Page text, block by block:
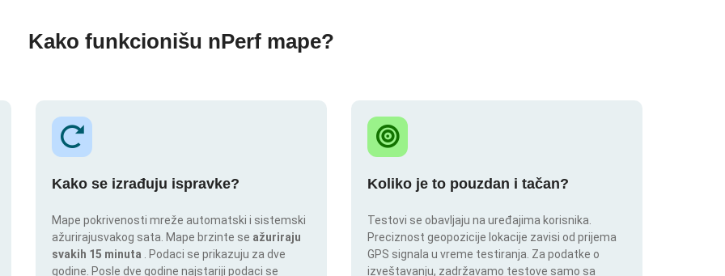
Kako funkcionišu nPerf mape?
Kako se izrađuju ispravke?
Mape pokrivenosti mreže automatski i sistemski
ažurirajusvakog sata. Mape brzinte se ažuriraju
svakih 15 minuta
. Podaci se prikazuju za dve
godine. Posle dve godine najstariji podaci se
Koliko je to pouzdan i tačan?
Testovi se obavljaju na uređajima korisnika.
Preciznost geopozicije lokacije zavisi od prijema
GPS signala u vreme testiranja. Za podatke o
izveštavanju, zadržavamo testove samo sa